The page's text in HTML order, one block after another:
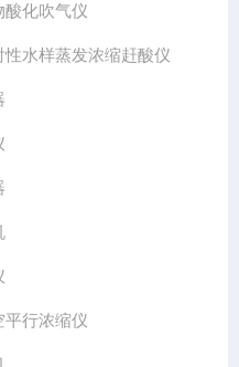
酸化吹气仪
性水样蒸发浓缩赶酸仪
平行浓缩仪